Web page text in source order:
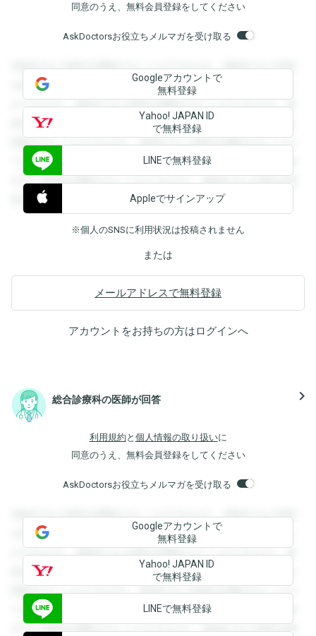
同意のうえ、無料会員登録をしてください
AskDoctorsお役立ちメルマガを受け取る
登録すると回答を閲覧することができます。登録すると回答
を閲覧することができます。登録すると回答を閲覧すること
ができます。登録すると回答を閲覧することができます。登
録すると回答を閲覧することができます。登録すると回答を
閲覧することができます。登録すると回答を閲覧することが
できます。登録すると回答を閲覧することができます。登録
すると回答を閲覧することができます。登録すると回答を閲
覧することができます。
Googleアカウントで
無料登録
Yahoo! JAPAN ID
で無料登録
LINEで無料登録
Appleでサインアップ
※個人のSNSに利用状況は投稿されません
または
メールアドレスで無料登録
アカウントをお持ちの方はログインへ
総合診療科の医師が回答 navigate_next
利用規約 と 個人情報の取り扱いに
同意のうえ、無料会員登録をしてください
AskDoctorsお役立ちメルマガを受け取る
登録すると回答を閲覧することができます。登録すると回答
を閲覧することができます。登録すると回答を閲覧すること
ができます。登録すると回答を閲覧することができます。登
録すると回答を閲覧することができます。登録すると回答を
閲覧することができます。登録すると回答を閲覧することが
できます。登録すると回答を閲覧することができます。登録
すると回答を閲覧することができます。登録すると回答を閲
Googleアカウントで
無料登録
Yahoo! JAPAN ID
で無料登録
LINEで無料登録